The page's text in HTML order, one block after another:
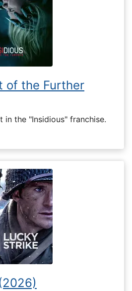
of the Further
in the "Insidious" franchise.